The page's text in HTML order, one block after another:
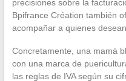
precisiones sobre la
Bpifrance Création también
acompañar a quienes
Concretamente, una mamá
con una marca de
las reglas de IVA según su